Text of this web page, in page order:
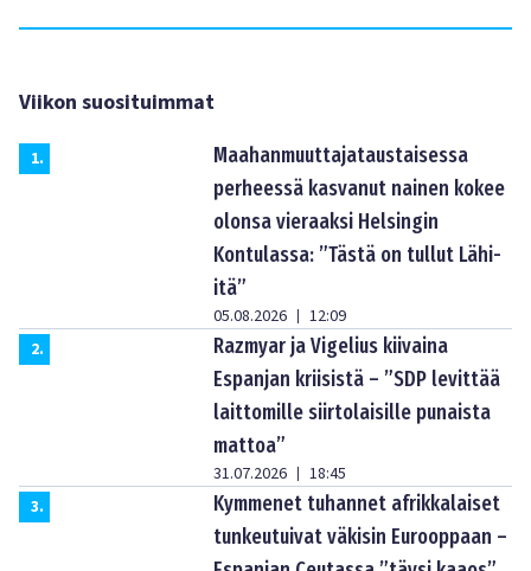
Viikon suosituimmat
1.
Maahanmuuttajataustaisessa
perheessä kasvanut nainen kokee
olonsa vieraaksi Helsingin
Kontulassa: ”Tästä on tullut Lähi-
itä”
05.08.2026 | 12:09
2.
Razmyar ja Vigelius kiivaina
Espanjan kriisistä – ”SDP levittää
laittomille siirtolaisille punaista
mattoa”
31.07.2026 | 18:45
3.
Kymmenet tuhannet afrikkalaiset
tunkeutuivat väkisin Eurooppaan –